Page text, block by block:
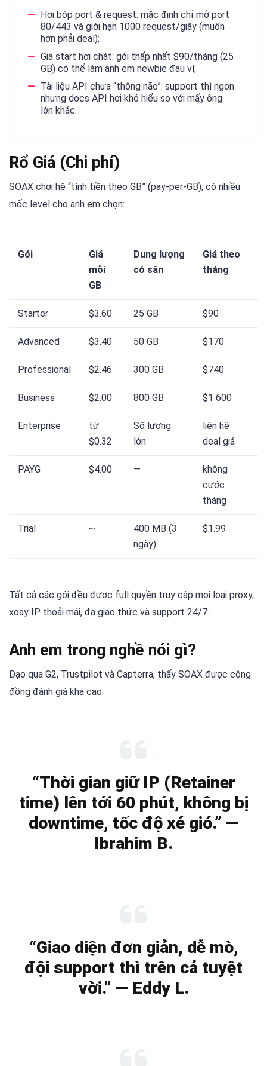
Hơi bóp port & request: mặc định chỉ mở port
80/443 và giới hạn 1000 request/giây (muốn
hơn phải deal);
Giá start hơi chát: gói thấp nhất $90/tháng (25
GB) có thể làm anh em newbie đau ví;
Tài liệu API chưa “thông não”: support thì ngon
nhưng docs API hơi khó hiểu so với mấy ông
lớn khác.
Rổ Giá (Chi phí)
SOAX chơi hệ “tính tiền theo GB” (pay-per-GB), có nhiều
mốc level cho anh em chọn:
Gói
Giá
mỗi
GB
Dung lượng
có sẵn
Giá theo
tháng
Starter $3.60 25 GB $90
Advanced $3.40 50 GB $170
Professional $2.46 300 GB $740
Business $2.00 800 GB $1 600
Enterprise
từ
$0.32
Số lượng
lớn
liên hệ
deal giá
PAYG $4.00 —
không
cước
tháng
Trial ~
400 MB (3
ngày)
$1.99
Tất cả các gói đều được full quyền truy cập mọi loại proxy,
xoay IP thoải mái, đa giao thức và support 24/7.
Anh em trong nghề nói gì?
Dạo qua G2, Trustpilot và Capterra, thấy SOAX được cộng
đồng đánh giá khá cao:
“Thời gian giữ IP (Retainer
time) lên tới 60 phút, không bị
downtime, tốc độ xé gió.” —
Ibrahim B.
“Giao diện đơn giản, dễ mò,
đội support thì trên cả tuyệt
vời.” — Eddy L.